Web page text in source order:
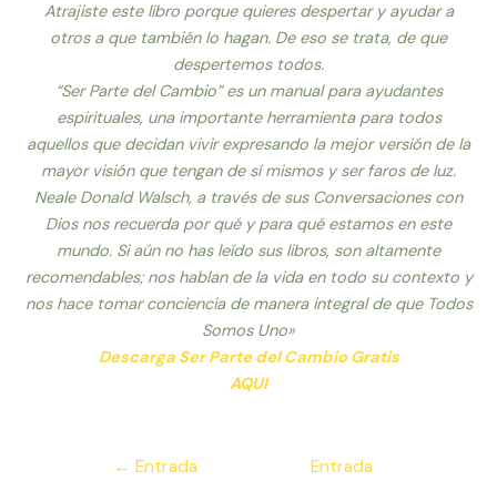
Atrajiste este libro porque quieres despertar y ayudar a
otros a que también lo hagan. De eso se trata, de que
despertemos todos.
“Ser Parte del Cambio” es un manual para ayudantes
espirituales, una importante herramienta para todos
aquellos que decidan vivir expresando la mejor versión de la
mayor visión que tengan de sí mismos y ser faros de luz.
Neale Donald Walsch, a través de sus Conversaciones con
Dios nos recuerda por qué y para qué estamos en este
mundo. Si aún no has leído sus libros, son altamente
recomendables; nos hablan de la vida en todo su contexto y
nos hace tomar conciencia de manera integral de que Todos
Somos Uno»
Descarga Ser Parte del Cambio Gratis
AQUI
Navegación
← Entrada
Entrada